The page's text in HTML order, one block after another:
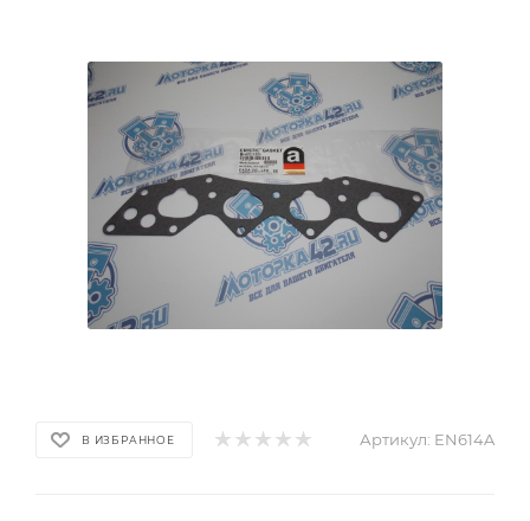
В ИЗБРАННОЕ Артикул: EN614A